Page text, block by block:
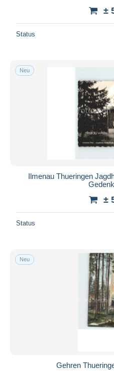
±
Status
Neu
Ilmenau Thueringen
±
Status
Neu
Gehren